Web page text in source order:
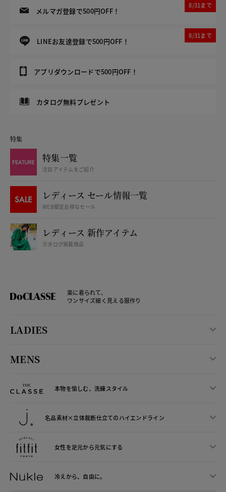
メルマガ登録で500円OFF！
8/31まで
LINEお友達登録で500円OFF！
8/31まで
アプリダウンロードで500円OFF！
カタログ無料プレゼント
特集
特集一覧
注目アイテムをご紹介
レディース セール情報一覧
WEB限定お得なセール
レディース 新作アイテム
カタログ掲載商品
楽に着られて、
ワンサイズ細く見える服作り
LADIES
MENS
本物を愉しむ、洗練スタイル
名品素材×立体裁断仕立てのハイエンドライン
女性を足元から元気にする
冷えから、 自由に。